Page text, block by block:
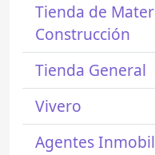
Tienda de
Construcción
Tienda General
Vivero
Agentes